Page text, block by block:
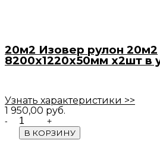
20м2 Изовер рулон 20м2
8200х1220х50мм х2шт в
Узнать характеристики >>
1 950,00 руб.
Quantity
В КОРЗИНУ